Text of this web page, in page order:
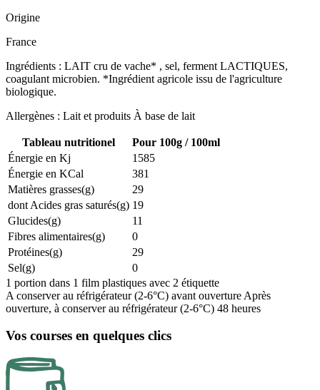
Origine
France
Ingrédients : LAIT cru de vache* , sel, ferment LACTIQUES,
coagulant microbien. *Ingrédient agricole issu de l'agriculture
biologique.
Allergènes : Lait et produits À base de lait
Tableau nutritionel
Pour 100g / 100ml
Énergie en Kj
1585
Énergie en KCal
381
Matières grasses(g)
29
dont Acides gras saturés(g) 19
Glucides(g)
11
Fibres alimentaires(g)
0
Protéines(g)
29
Sel(g)
0
1 portion dans 1 film plastiques avec 2 étiquette
A conserver au réfrigérateur (2-6°C) avant ouverture Après
ouverture, à conserver au réfrigérateur (2-6°C) 48 heures
Vos courses en quelques clics